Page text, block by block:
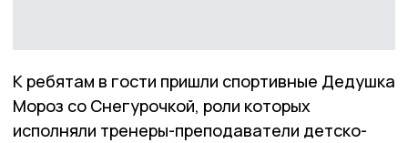
К ребятам в гости пришли спортивные Дедушка
Мороз со Снегурочкой, роли которых
исполняли тренеры-преподаватели детско-